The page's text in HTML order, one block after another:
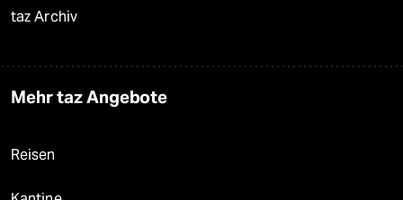
taz Archiv
Mehr taz Angebote
Reisen